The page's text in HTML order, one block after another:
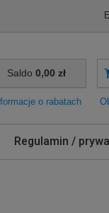
Saldo 0,00 zł
o rabatach
Regulamin /